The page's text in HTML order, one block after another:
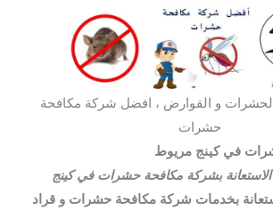
الحشرات و القوارض ، افضل شركة مكافحة
حشرات
في كينج مريوط
الاستعانة بشركة مكافحة حشرات في كينج
بخدمات شركة مكافحة حشرات و قراد